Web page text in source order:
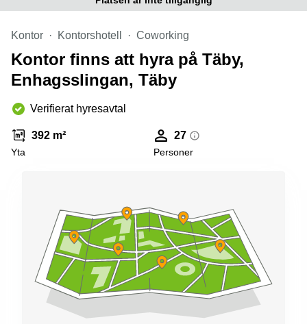
Kontor Kontorshotell Coworking
Kontor finns att hyra på Täby,
Enhagsslingan, Täby
Verifierat hyresavtal
392 m²
Yta
27
Personer